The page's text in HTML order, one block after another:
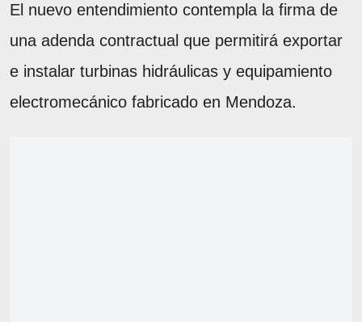
El nuevo entendimiento contempla la firma de
una adenda contractual que permitirá exportar
e instalar turbinas hidráulicas y equipamiento
electromecánico fabricado en Mendoza.